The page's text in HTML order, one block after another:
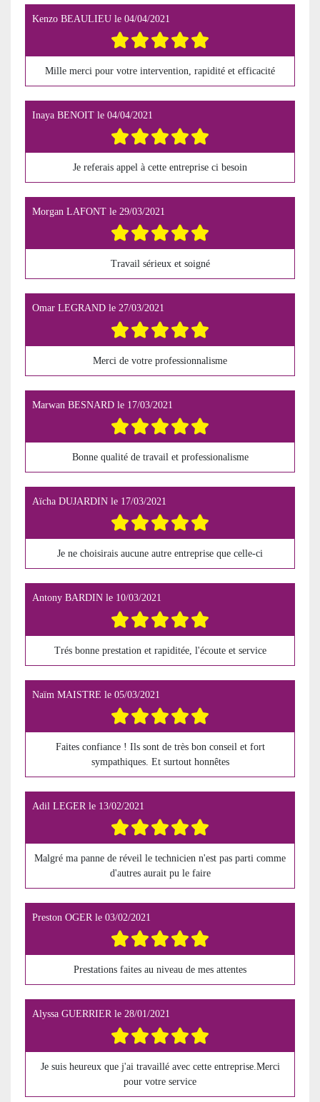
Kenzo BEAULIEU le 04/04/2021
Mille merci pour votre intervention, rapidité et efficacité
Inaya BENOIT le 04/04/2021
Je referais appel à cette entreprise ci besoin
Morgan LAFONT le 29/03/2021
Travail sérieux et soigné
Omar LEGRAND le 27/03/2021
Merci de votre professionnalisme
Marwan BESNARD le 17/03/2021
Bonne qualité de travail et professionalisme
Aïcha DUJARDIN le 17/03/2021
Je ne choisirais aucune autre entreprise que celle-ci
Antony BARDIN le 10/03/2021
Trés bonne prestation et rapiditée, l'écoute et service
Naïm MAISTRE le 05/03/2021
Faites confiance ! Ils sont de très bon conseil et fort
sympathiques. Et surtout honnêtes
Adil LEGER le 13/02/2021
Malgré ma panne de réveil le technicien n'est pas parti comme
d'autres aurait pu le faire
Preston OGERle 03/02/2021
Prestations faites au niveau de mes attentes
Alyssa GUERRIERle 28/01/2021
Je suis heureux que j'ai travaillé avec cette entreprise.Merci
pour votre service